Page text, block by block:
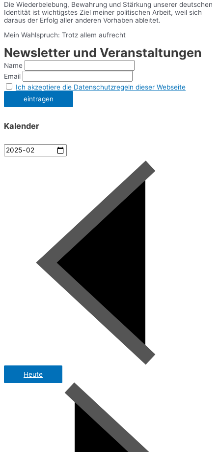
Die Wiederbelebung, Bewahrung und Stärkung unserer deutschen
Identität ist wichtigstes Ziel meiner politischen Arbeit, weil sich
daraus der Erfolg aller anderen Vorhaben ableitet.
Mein Wahlspruch: Trotz allem aufrecht
Newsletter und Veranstaltungen
Name
Email
Ich akzeptiere die Datenschutzregeln dieser Webseite
Kalender
Heute